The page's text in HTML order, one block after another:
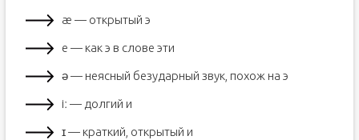
æ — открытый э
e — как э в слове эти
ə — неясный безударный звук, похож на э
iː — долгий и
ɪ — краткий, открытый и